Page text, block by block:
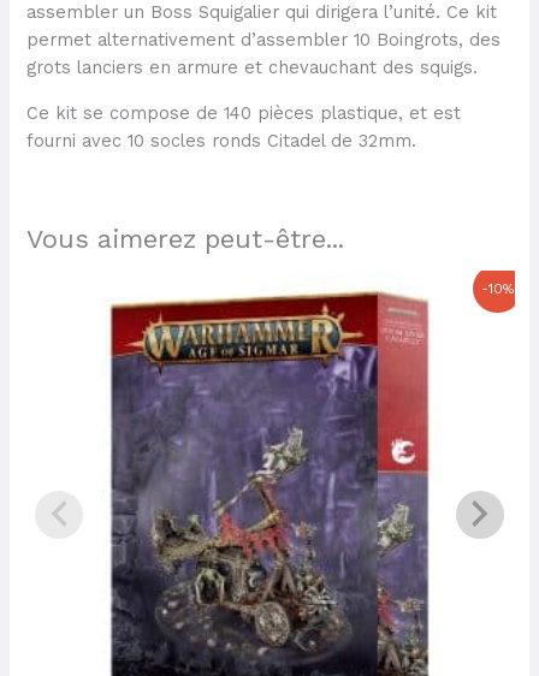
assembler un Boss Squigalier qui dirigera l’unité. Ce kit
permet alternativement d’assembler 10 Boingrots, des
grots lanciers en armure et chevauchant des squigs.
Ce kit se compose de 140 pièces plastique, et est
fourni avec 10 socles ronds Citadel de 32mm.
Vous aimerez peut-être...
-10%
prix
était :
87,50 €.
prix
actuel
est :
78,75 €.